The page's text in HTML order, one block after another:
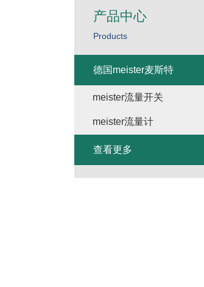
产品中心
Products
德国meister麦斯特
meister流量开关
meister流量计
查看更多